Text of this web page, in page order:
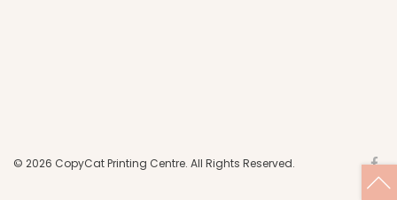
© 2026 CopyCat Printing Centre. All Rights Reserved.